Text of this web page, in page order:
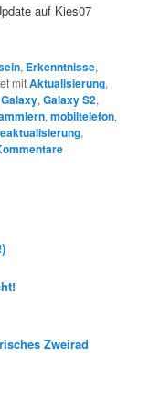
auf Kies07
, Erkenntnisse,
mitAktualisierung,
Galaxy,Galaxy S2,
,mobiltelefon,
,
Zweirad